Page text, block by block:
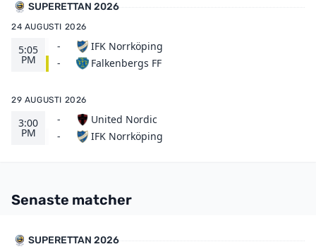
SUPERETTAN 2026
24 AUGUSTI 2026
5:05
PM
-
-
IFK Norrköping
Falkenbergs FF
29 AUGUSTI 2026
3:00
PM
-
-
United Nordic
IFK Norrköping
Senaste matcher
SUPERETTAN 2026